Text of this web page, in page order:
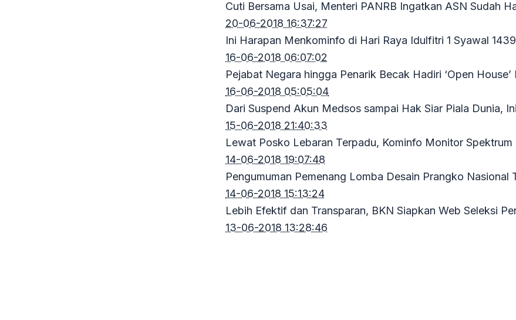
Cuti Bersama Usai, Menteri PANRB Ingatkan ASN Sudah
20-06-2018 16:37:27
Ini Harapan Menkominfo di Hari Raya Idulfitri 1 Syawal
16-06-2018 06:07:02
Pejabat Negara hingga Penarik Becak Hadiri ‘Open House’
16-06-2018 05:05:04
Dari Suspend Akun Medsos sampai Hak Siar Piala Dunia,
15-06-2018 21:40:33
Lewat Posko Lebaran Terpadu, Kominfo Monitor Spektrum
14-06-2018 19:07:48
Pengumuman Pemenang Lomba Desain Prangko Nasional
14-06-2018 15:13:24
Lebih Efektif dan Transparan, BKN Siapkan Web Seleksi
13-06-2018 13:28:46